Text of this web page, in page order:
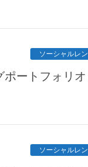
ソーシャルレ
ポートフォリ
ソーシャルレ